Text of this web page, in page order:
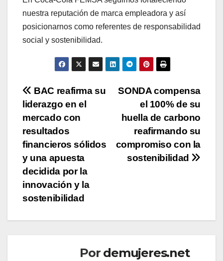
nuestra reputación de marca empleadora y así
posicionarnos como referentes de responsabilidad
social y sostenibilidad.
Navegación
de
entradas
SONDA compensa
el 100% de su
huella de carbono
reafirmando su
compromiso con la
sostenibilidad
BAC reafirma su
liderazgo en el
mercado con
resultados
financieros sólidos
y una apuesta
decidida por la
innovación y la
sostenibilidad
Por demujeres.net